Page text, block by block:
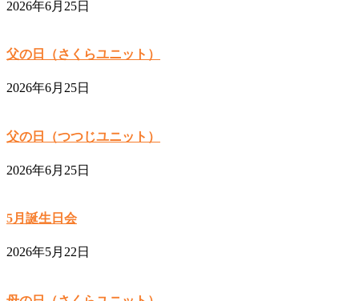
2026年6月25日
父の日（さくらユニット）
2026年6月25日
父の日（つつじユニット）
2026年6月25日
5月誕生日会
2026年5月22日